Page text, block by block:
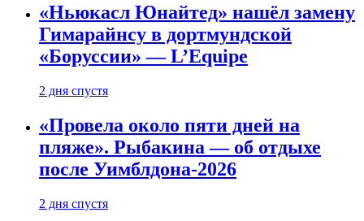
«Ньюкасл Юнайтед» нашёл замену
Гимарайнсу в дортмундской
«Боруссии» — L’Equipe
2 дня спустя
«Провела около пяти дней на
пляже». Рыбакина — об отдыхе
после Уимблдона-2026
2 дня спустя